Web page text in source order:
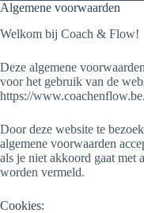
Algemene voorwaarden
Welkom bij Coach & Flow!
Deze algemene
voor het gebruik van de
https://www.coachenflow.be.
Door deze website te
algemene voorwaarden
als je niet akkoord gaat met
worden vermeld.
Cookies: